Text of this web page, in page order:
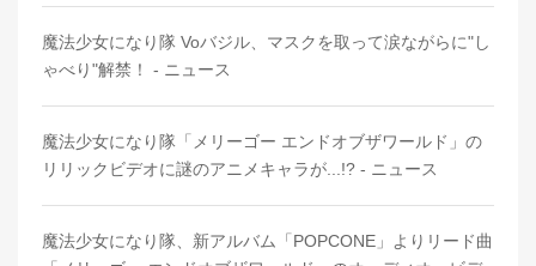
魔法少女になり隊 Voバジル、マスクを取って涙ながらに"し
ゃべり"解禁！ - ニュース
魔法少女になり隊「メリーゴー エンドオブザワールド」の
リリックビデオに謎のアニメキャラが...!? - ニュース
魔法少女になり隊、新アルバム「POPCONE」よりリード曲